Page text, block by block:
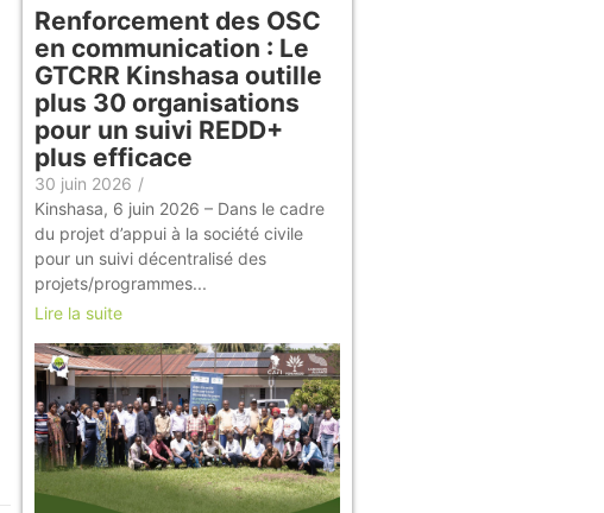
Renforcement des OSC
en communication : Le
GTCRR Kinshasa outille
plus 30 organisations
pour un suivi REDD+
plus efficace
30 juin 2026 /
Kinshasa, 6 juin 2026 – Dans le cadre
du projet d’appui à la société civile
pour un suivi décentralisé des
projets/programmes...
Lire la suite